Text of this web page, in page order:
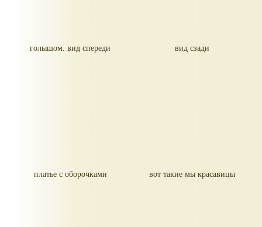
голышом. вид спереди вид сзади
платье с оборочками вот такие мы красавицы